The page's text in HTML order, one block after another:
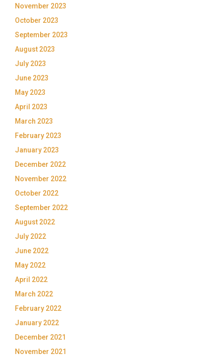
November 2023
October 2023
September 2023
August 2023
July 2023
June 2023
May 2023
April 2023
March 2023
February 2023
January 2023
December 2022
November 2022
October 2022
September 2022
August 2022
July 2022
June 2022
May 2022
April 2022
March 2022
February 2022
January 2022
December 2021
November 2021